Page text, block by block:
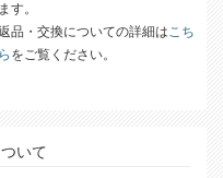
ます。
品・交換についての詳細はこち
ら をご覧ください。
いて